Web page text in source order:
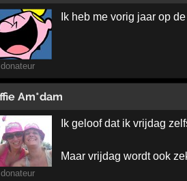
donateur
Ik heb me vorig jaar op
Am*dam
donateur
Ik geloof dat ik vrijdag
Maar vrijdag wordt ook